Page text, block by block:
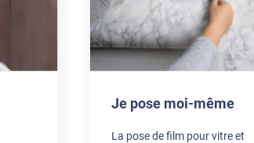
le temps de mettre en œuvre le produit et
nous demander notre avis. Je suis un
Facile à appliquer, écart de tempérament
Envoi des films dans de bonnes conditions
Je pose moi-même
La pose de film pour vitre et